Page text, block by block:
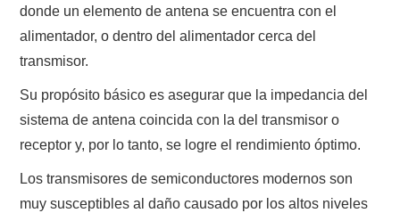
MODOS DIGITALES
MORSE CW APRENDE Y MAS
NUESTRAS ACTIVIDADES !
PATROCINADORES
donde un elemento de antena se encuentra con el
alimentador, o dentro del alimentador cerca del
transmisor.
Su propósito básico es asegurar que la impedancia del
sistema de antena coincida con la del transmisor o
receptor y, por lo tanto, se logre el rendimiento óptimo.
Los transmisores de semiconductores modernos son
muy susceptibles al daño causado por los altos niveles